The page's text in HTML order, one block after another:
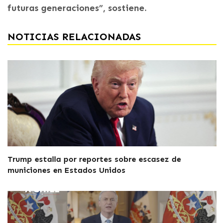
futuras generaciones”, sostiene.
NOTICIAS RELACIONADAS
Trump estalla por reportes sobre escasez de
municiones en Estados Unidos